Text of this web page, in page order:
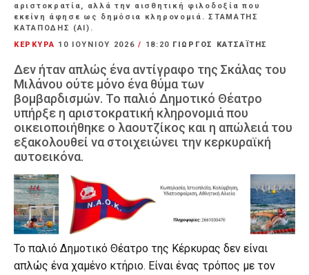
αριστοκρατία, αλλά την αισθητική φιλοδοξία που
εκείνη άφησε ως δημόσια κληρονομιά. ΣΤΑΜΑΤΗΣ
ΚΑΤΑΠΟΔΗΣ (ΑΙ).
ΚΕΡΚΥΡΑ 10 ΙΟΥΝΊΟΥ 2026/ 18:20 ΓΙΩΡΓΟΣ ΚΑΤΣΑΪΤΗΣ
Δεν ήταν απλώς ένα αντίγραφο της Σκάλας του
Μιλάνου ούτε μόνο ένα θύμα των
βομβαρδισμών. Το παλιό Δημοτικό Θέατρο
υπήρξε η αριστοκρατική κληρονομιά που
οικειοποιήθηκε ο λαουτζίκος και η απώλειά του
εξακολουθεί να στοιχειώνει την κερκυραϊκή
αυτοεικόνα.
Το παλιό Δημοτικό Θέατρο της Κέρκυρας δεν είναι
απλώς ένα χαμένο κτήριο. Είναι ένας τρόπος με τον